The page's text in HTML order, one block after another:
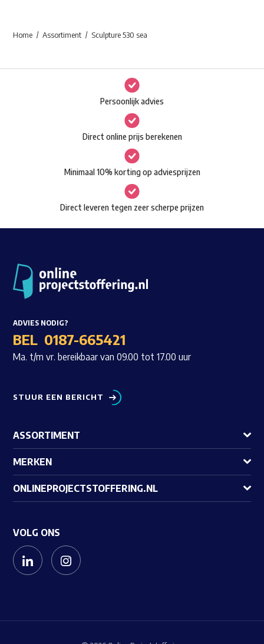
Waar ben je naar op zoek?
Deze
optie
kan
gekozen
worden
op
de
productpagina
Home Assortiment Sculpture 530 sea
Persoonlijk advies
Direct online prijs berekenen
Minimaal 10% korting op adviesprijzen
Direct leveren tegen zeer scherpe prijzen
ADVIES NODIG?
BEL 0187-665421
Ma. t/m vr. bereikbaar van 09.00 tot 17.00 uur
STUUR EEN BERICHT
ASSORTIMENT
MERKEN
ONLINEPROJECTSTOFFERING.NL
VOLG ONS